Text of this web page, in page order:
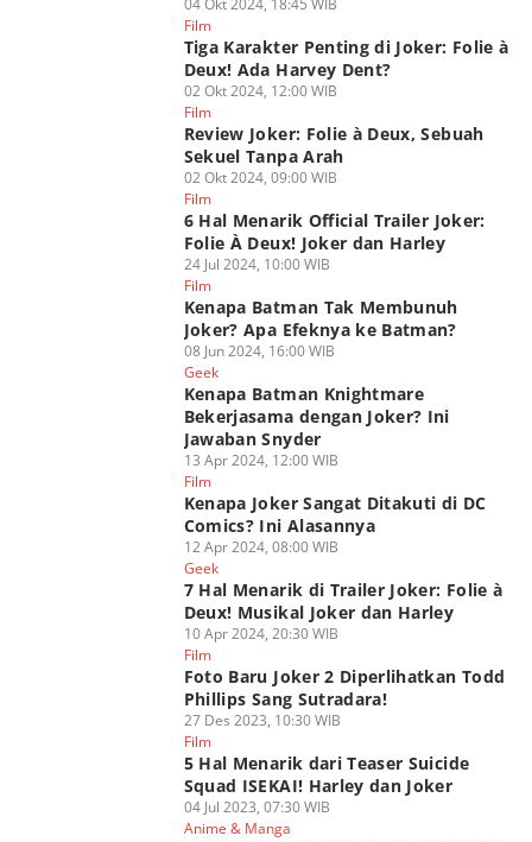
04 Okt 2024, 18:45 WIB
Film
Tiga Karakter Penting di Joker: Folie à
Deux! Ada Harvey Dent?
02 Okt 2024, 12:00 WIB
Film
Review Joker: Folie à Deux, Sebuah
Sekuel Tanpa Arah
02 Okt 2024, 09:00 WIB
Film
6 Hal Menarik Official Trailer Joker:
Folie À Deux! Joker dan Harley
24 Jul 2024, 10:00 WIB
Film
Kenapa Batman Tak Membunuh
Joker? Apa Efeknya ke Batman?
08 Jun 2024, 16:00 WIB
Geek
Kenapa Batman Knightmare
Bekerjasama dengan Joker? Ini
Jawaban Snyder
13 Apr 2024, 12:00 WIB
Film
Kenapa Joker Sangat Ditakuti di DC
Comics? Ini Alasannya
12 Apr 2024, 08:00 WIB
Geek
7 Hal Menarik di Trailer Joker: Folie à
Deux! Musikal Joker dan Harley
10 Apr 2024, 20:30 WIB
Film
Foto Baru Joker 2 Diperlihatkan Todd
Phillips Sang Sutradara!
27 Des 2023, 10:30 WIB
Film
5 Hal Menarik dari Teaser Suicide
Squad ISEKAI! Harley dan Joker
04 Jul 2023, 07:30 WIB
Anime & Manga